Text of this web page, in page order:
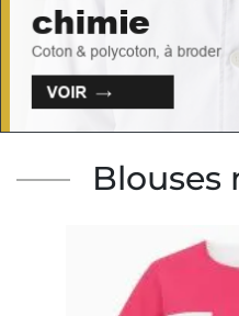
Blouses